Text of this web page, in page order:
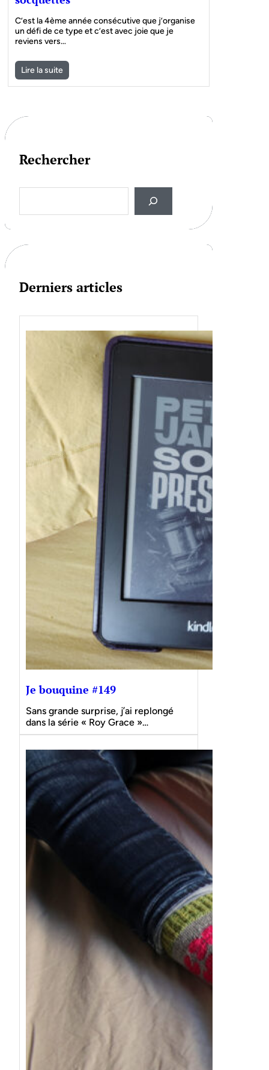
C’est la 4ème année consécutive que j’organise
un défi de ce type et c’est avec joie que je
reviens vers…
Lire la suite
Rechercher
a
h
Derniers articles
Je bouquine #149
Sans grande surprise, j’ai replongé
dans la série « Roy Grace »…